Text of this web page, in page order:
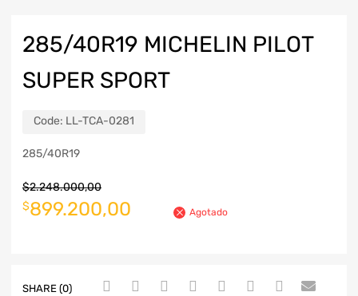
285/40R19 MICHELIN PILOT
SUPER SPORT
Code: LL-TCA-0281
285/40R19
$2.248.000,00
$899.200,00 Agotado
SHARE (0)